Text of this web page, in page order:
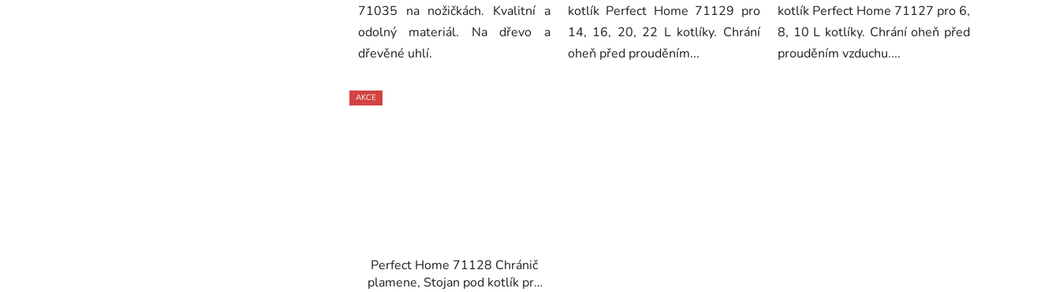
71035 na nožičkách. Kvalitní a
odolný materiál. Na dřevo a
dřevěné uhlí.
kotlík Perfect Home 71129 pro
14, 16, 20, 22 L kotlíky. Chrání
oheň před prouděním...
kotlík Perfect Home 71127 pro 6,
8, 10 L kotlíky. Chrání oheň před
prouděním vzduchu....
AKCE
Perfect Home 71128 Chránič
plamene, Stojan pod kotlík pro